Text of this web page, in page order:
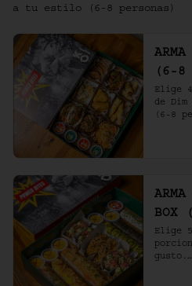
a tu estilo (6-8 personas)
(6-8
Elige
de
(6-8
Elige
gusto.